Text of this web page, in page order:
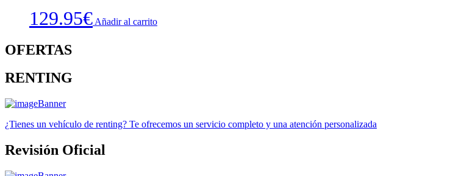
129.95€ Añadir al carrito
OFERTAS
RENTING
¿Tienes un vehículo de renting? Te ofrecemos un servicio completo y una atención personalizada
Revisión Oficial